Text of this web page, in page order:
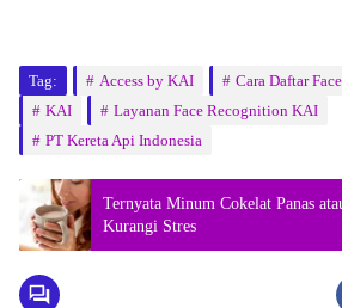
Tag: Access by KAI
Cara Daftar
KAI
Layanan Face Recognition KAI
PT Kereta Api Indonesia
Ternyata Minum Cokelat Panas
Kurangi Stres